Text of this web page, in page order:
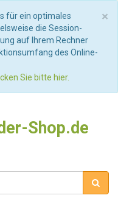
×
für ein optimales
die Session-
auf Ihrem Rechner
des Online-
Sie bitte hier.
Shop.de